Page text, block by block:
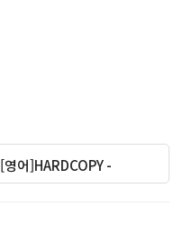
[영어]HARDCOPY -